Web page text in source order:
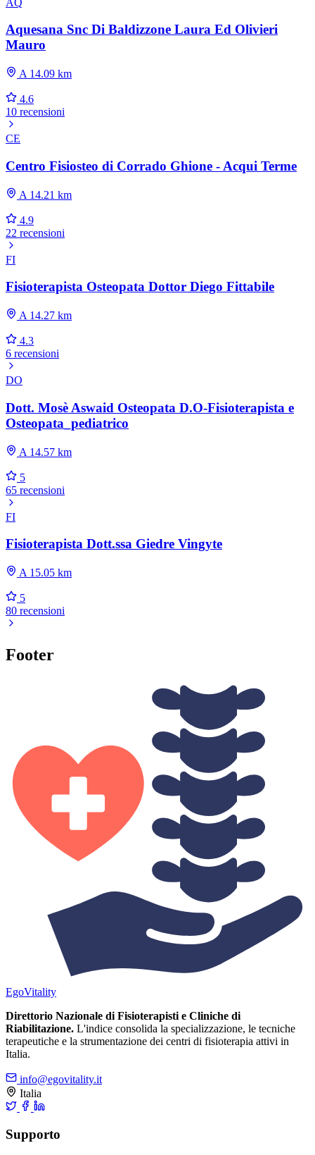
Aquesana Snc Di Baldizzone Laura Ed Olivieri
Mauro
A 14.09 km
4.6
10 recensioni
CE
Centro Fisiosteo di Corrado Ghione - Acqui Terme
A 14.21 km
4.9
22 recensioni
FI
Fisioterapista Osteopata Dottor Diego Fittabile
A 14.27 km
4.3
6 recensioni
DO
Dott. Mosè Aswaid Osteopata D.O-Fisioterapista e
Osteopata_pediatrico
A 14.57 km
5
65 recensioni
FI
Fisioterapista Dott.ssa Giedre Vingyte
A 15.05 km
5
80 recensioni
Footer
EgoVitality
Direttorio Nazionale di Fisioterapisti e Cliniche di
Riabilitazione. L'indice consolida la specializzazione, le tecniche
terapeutiche e la strumentazione dei centri di fisioterapia attivi in
Italia.
info@egovitality.it
Italia
Supporto